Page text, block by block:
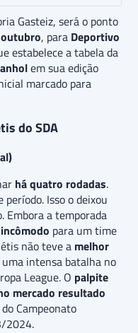
Gasteiz, será o ponto
, para Deportivo
estabelece a tabela da
em sua edição
marcado para
do SDA
há quatro rodadas.
período. Isso o deixou
Embora a temporada
incômodo para um time
não teve a melhor
intensa batalha no
League. O palpite
mercado resultado
Campeonato
2024.